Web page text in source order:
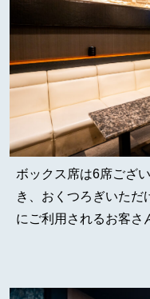
ボックス席は6席ござ
き、おくつろぎいただ
にご利用されるお客さ